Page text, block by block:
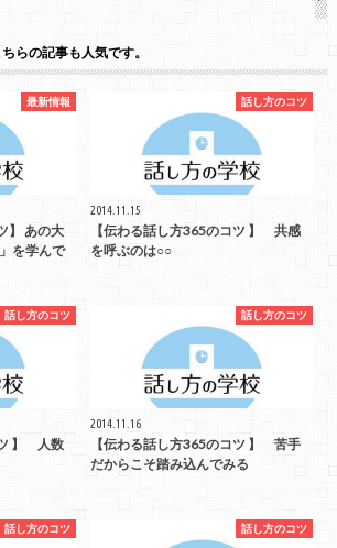
ちらの記事も人気です。
最新情報
】 あの大
を学んで
話し方のコツ
2014.11.15
【伝わる話し方365のコツ 】 共感
を呼ぶのは○○
話し方のコツ
】 人数
話し方のコツ
2014.11.16
【伝わる話し方365のコツ 】 苦手
だからこそ踏み込んでみる
話し方のコツ 話し方のコツ